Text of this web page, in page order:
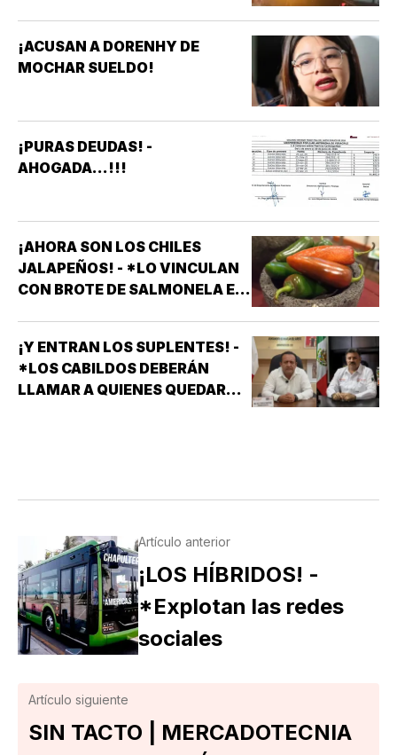
AFECTAN ELEVADORES,
TRATAMIENTOS MÉDICOS Y
¡ACUSAN A DORENHY DE
MOCHAR SUELDO!
¡PURAS DEUDAS! -
AHOGADA...!!!
¡AHORA SON LOS CHILES
JALAPEÑOS! - *LO VINCULAN
CON BROTE DE SALMONELA EN
¡Y ENTRAN LOS SUPLENTES! -
*LOS CABILDOS DEBERÁN
LLAMAR A QUIENES QUEDARON
Artículo anterior
¡LOS HÍBRIDOS! -
*Explotan las redes
sociales
Artículo siguiente
SIN TACTO | MERCADOTECNIA